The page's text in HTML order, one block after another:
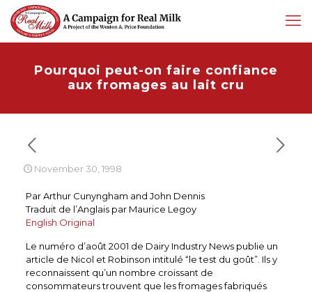
Pourquoi peut-on faire confiance
aux fromages au lait cru
November 30, 1998
Par Arthur Cunyngham and John Dennis
Traduit de l’Anglais par Maurice Legoy
English Original
Le numéro d’août 2001 de Dairy Industry News publie un
article de Nicol et Robinson intitulé “le test du goût”. Ils y
reconnaissent qu’un nombre croissant de
consommateurs trouvent que les fromages fabriqués